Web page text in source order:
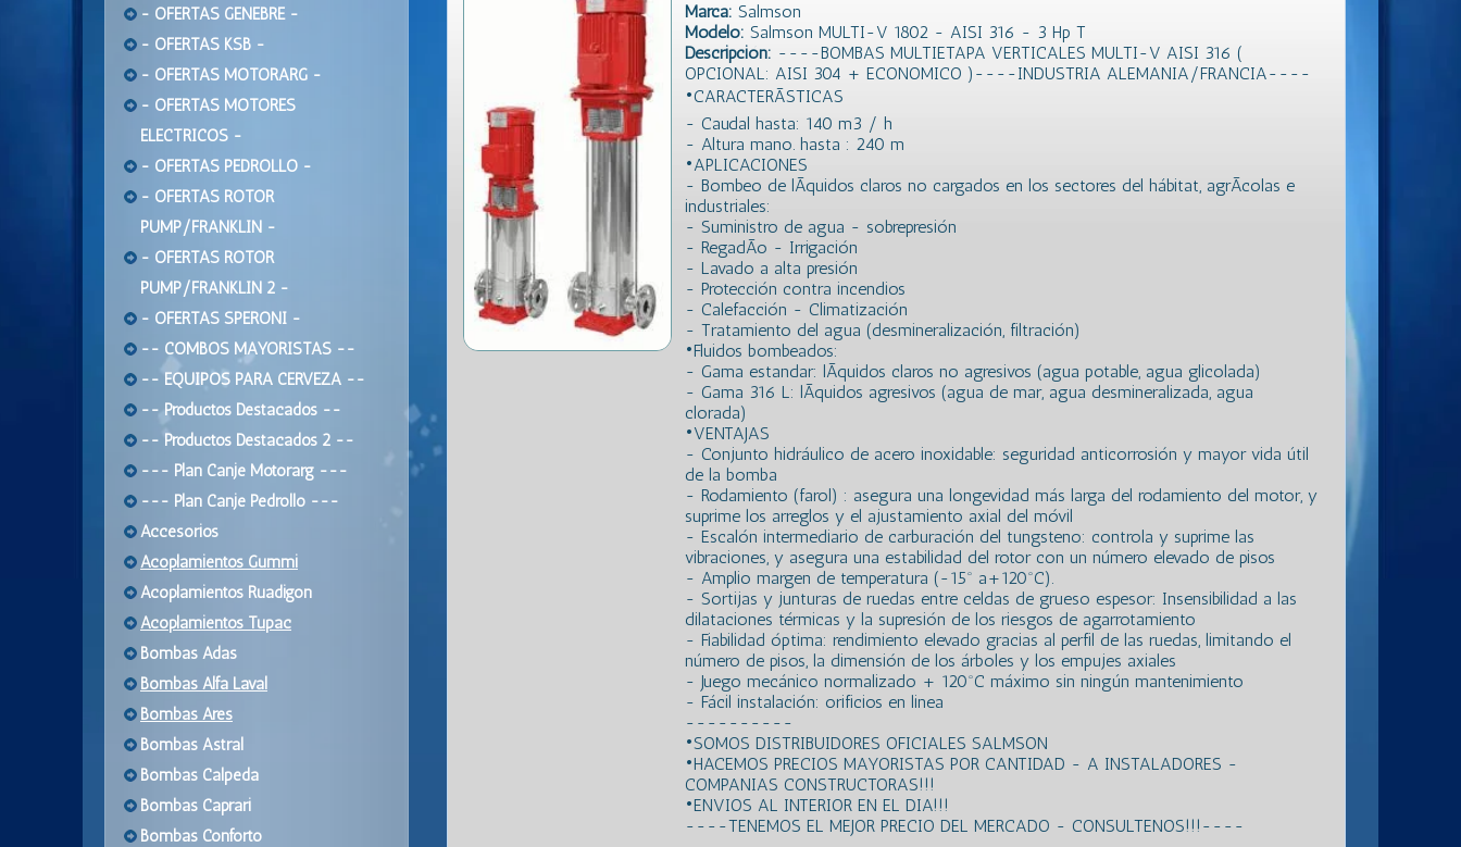
- OFERTAS GENEBRE -
- OFERTAS KSB -
- OFERTAS MOTORARG -
- OFERTAS MOTORES
ELECTRICOS -
- OFERTAS PEDROLLO -
- OFERTAS ROTOR
PUMP/FRANKLIN -
- OFERTAS ROTOR
PUMP/FRANKLIN 2 -
- OFERTAS SPERONI -
-- COMBOS MAYORISTAS --
-- EQUIPOS PARA CERVEZA --
-- Productos Destacados --
-- Productos Destacados 2 --
--- Plan Canje Motorarg ---
--- Plan Canje Pedrollo ---
Accesorios
Acoplamientos Gummi
Acoplamientos Ruadigon
Acoplamientos Tupac
Bombas Adas
Bombas Alfa Laval
Bombas Ares
Bombas Astral
Bombas Calpeda
Bombas Caprari
Bombas Conforto
Marca: Salmson
Modelo: Salmson MULTI-V 1802 - AISI 316 - 3 Hp T
Descripción: ----BOMBAS MULTIETAPA VERTICALES MULTI-V AISI 316 (
OPCIONAL: AISI 304 + ECONOMICO )----INDUSTRIA ALEMANIA/FRANCIA----
•CARACTERÃSTICAS
- Caudal hasta: 140 m3 / h
- Altura mano. hasta : 240 m
•APLICACIONES
- Bombeo de lÃ­quidos claros no cargados en los sectores del hábitat, agrÃ­colas e
industriales:
- Suministro de agua - sobrepresión
- RegadÃ­o - Irrigación
- Lavado a alta presión
- Protección contra incendios
- Calefacción - Climatización
- Tratamiento del agua (desmineralización, filtración)
•Fluidos bombeados:
- Gama estandar: lÃ­quidos claros no agresivos (agua potable, agua glicolada)
- Gama 316 L: lÃ­quidos agresivos (agua de mar, agua desmineralizada, agua
clorada)
•VENTAJAS
- Conjunto hidráulico de acero inoxidable: seguridad anticorrosión y mayor vida útil
de la bomba
- Rodamiento (farol) : asegura una longevidad más larga del rodamiento del motor, y
suprime los arreglos y el ajustamiento axial del móvil
- Escalón intermediario de carburación del tungsteno: controla y suprime las
vibraciones, y asegura una estabilidad del rotor con un número elevado de pisos
- Amplio margen de temperatura (-15º a+120ºC).
- Sortijas y junturas de ruedas entre celdas de grueso espesor: Insensibilidad a las
dilataciones térmicas y la supresión de los riesgos de agarrotamiento
- Fiabilidad óptima: rendimiento elevado gracias al perfil de las ruedas, limitando el
número de pisos, la dimensión de los árboles y los empujes axiales
- Juego mecánico normalizado + 120ºC máximo sin ningún mantenimiento
- Fácil instalación: orificios en linea
----------
•SOMOS DISTRIBUIDORES OFICIALES SALMSON
•HACEMOS PRECIOS MAYORISTAS POR CANTIDAD - A INSTALADORES -
COMPANIAS CONSTRUCTORAS!!!
•ENVIOS AL INTERIOR EN EL DIA!!!
----TENEMOS EL MEJOR PRECIO DEL MERCADO - CONSULTENOS!!!----